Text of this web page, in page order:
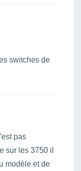
switches de
pas
sur les 3750 il
modèle et de